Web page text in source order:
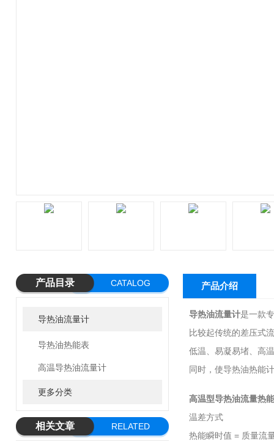
产品目录 CATALOG
导热油流量计
导热油热能表
高温导热油流量计
更多分类
相关文章
RELATED
产品介绍
导热油流量计是一款
比较起传统的差压式
低温、易凝易堵、高
同时，使导热油热能
高温型导热油流量热
温差方式
热能瞬时值 = 质量流